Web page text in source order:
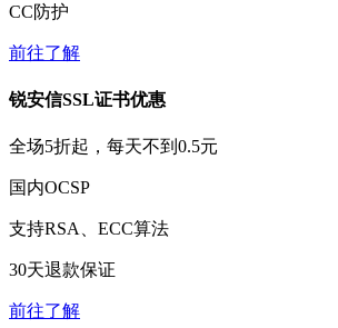
CC防护
前往了解
锐安信SSL证书优惠
全场5折起，每天不到 0.5元
国内OCSP
支持RSA、ECC算法
30天退款保证
前往了解